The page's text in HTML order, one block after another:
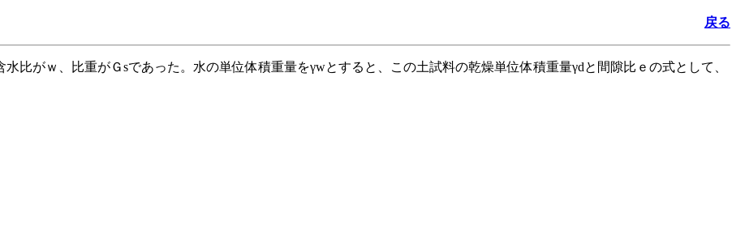
戻る
比がｗ、比重がＧsであった。水の単位体積重量をγwとすると、この土試料の乾燥単位体積重量γdと間隙比ｅの式として、